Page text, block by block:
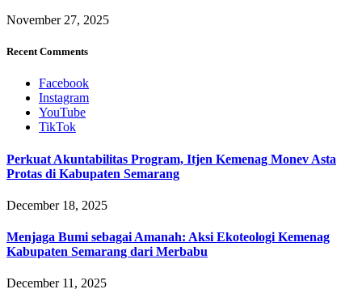
November 27, 2025
Recent Comments
Facebook
Instagram
YouTube
TikTok
Perkuat Akuntabilitas Program, Itjen Kemenag Monev Asta
Protas di Kabupaten Semarang
December 18, 2025
Menjaga Bumi sebagai Amanah: Aksi Ekoteologi Kemenag
Kabupaten Semarang dari Merbabu
December 11, 2025